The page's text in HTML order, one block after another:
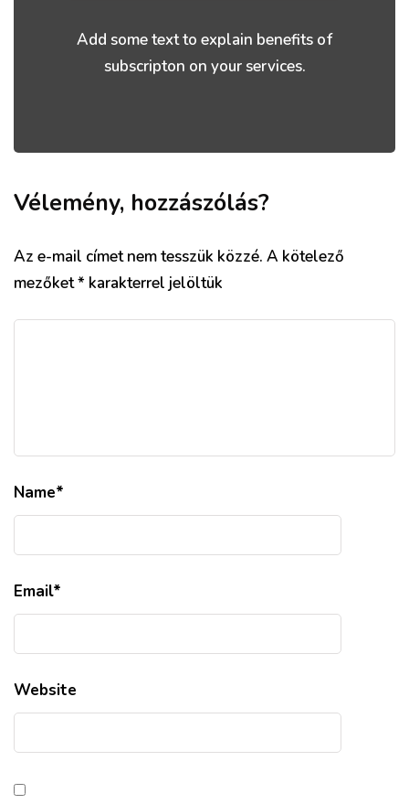
Add some text to explain benefits of
subscripton on your services.
Vélemény, hozzászólás?
Az e-mail címet nem tesszük közzé. A kötelező
mezőket* karakterrel jelöltük
Name*
Email*
Website